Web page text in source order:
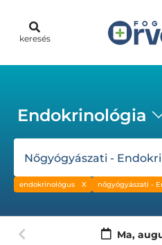
keresés
Endokrinológia
endokrinológus nőgyógyászati -
Ma,